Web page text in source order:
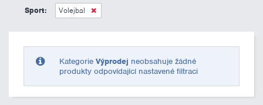
275 Kč
Sport: Volejbal
Kategorie Výprodej neobsahuje žádné
produkty odpovídající nastavené filtraci